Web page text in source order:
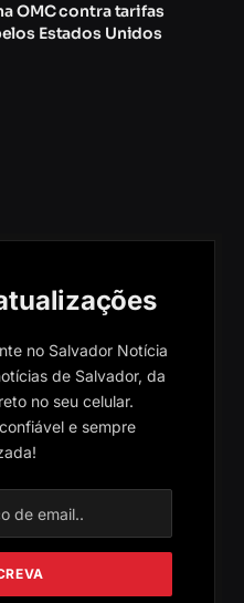
OMC contra tarifas
Estados Unidos
no Salvador Notícia
de Salvador, da
no seu celular.
e sempre